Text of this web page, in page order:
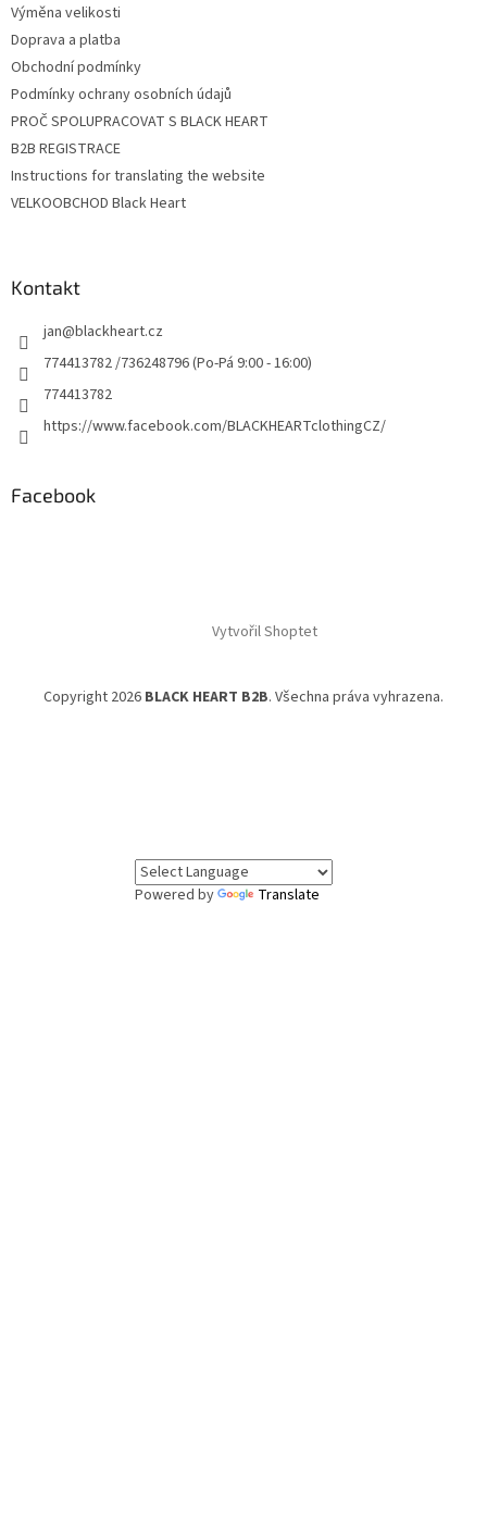
Výměna velikosti
Doprava a platba
Obchodní podmínky
Podmínky ochrany osobních údajů
PROČ SPOLUPRACOVAT S BLACK HEART
B2B REGISTRACE
Instructions for translating the website
VELKOOBCHOD Black Heart
Kontakt
jan@blackheart.cz
774413782 /736248796 (Po-Pá 9:00 - 16:00)
774413782
https://www.facebook.com/BLACKHEARTclothingCZ/
Facebook
Vytvořil Shoptet
Copyright 2026 BLACK HEART B2B. Všechna práva vyhrazena.
Powered by Translate